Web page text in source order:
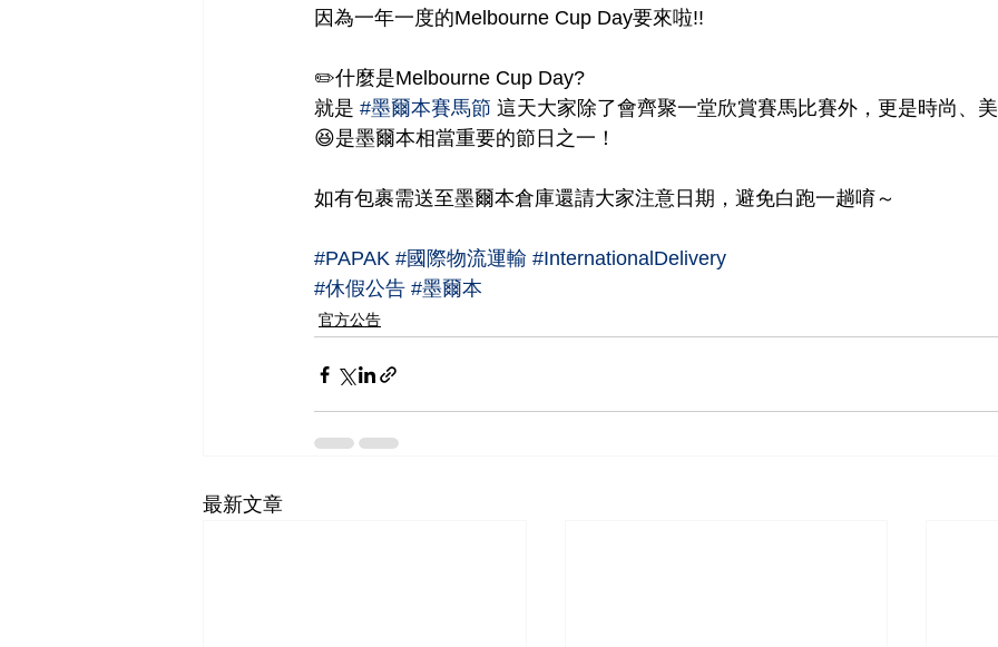
因為一年一度的Melbourne Cup Day要來啦!!
✏️什麼是Melbourne Cup Day?
就是 #墨爾本賽馬節 這天大家除了會齊聚一堂欣賞賽馬比賽外，更是時尚、
😆是墨爾本相當重要的節日之一！
如有包裹需送至墨爾本倉庫還請大家注意日期，避免白跑一趟唷～
#PAPAK #國際物流運輸 #InternationalDelivery
#休假公告 #墨爾本
官方公告
最新文章